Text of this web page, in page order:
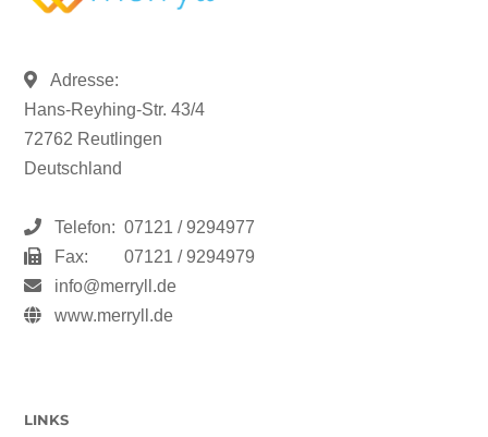
Adresse:
Hans-Reyhing-Str. 43/4
72762 Reutlingen
Deutschland
Telefon: 07121 / 9294977
Fax:
07121 / 9294979
info@merryll.de
www.merryll.de
LINKS